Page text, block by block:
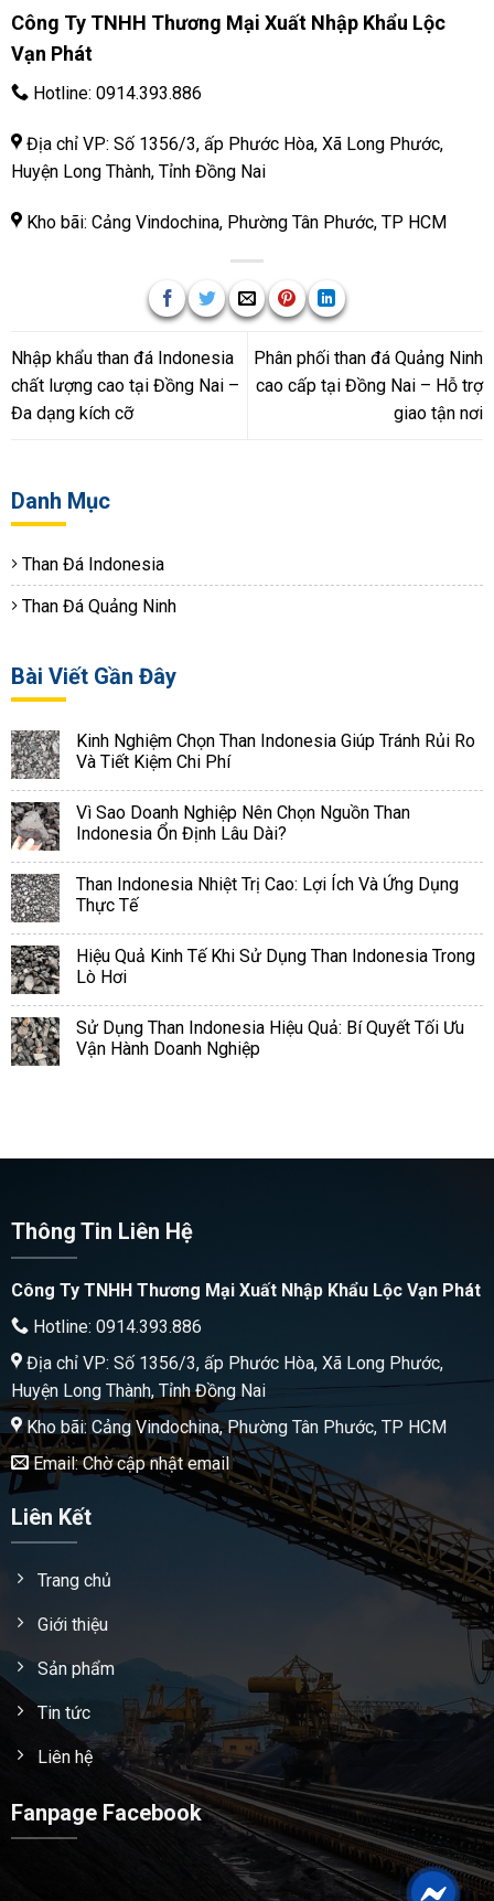
Danh Mục
Than Đá Indonesia
Than Đá Quảng Ninh
Bài Viết Gần Đây
Kinh Nghiệm Chọn Than Indonesia Giúp Tránh Rủi Ro
Và Tiết Kiệm Chi Phí
Vì Sao Doanh Nghiệp Nên Chọn Nguồn Than
Indonesia Ổn Định Lâu Dài?
Than Indonesia Nhiệt Trị Cao: Lợi Ích Và Ứng Dụng
Thực Tế
Hiệu Quả Kinh Tế Khi Sử Dụng Than Indonesia Trong
Lò Hơi
Sử Dụng Than Indonesia Hiệu Quả: Bí Quyết Tối Ưu
Vận Hành Doanh Nghiệp
Công Ty TNHH Thương Mại Xuất Nhập Khẩu Lộc
Vạn Phát
Hotline: 0914.393.886
Địa chỉ VP: Số 1356/3, ấp Phước Hòa, Xã Long Phước,
Huyện Long Thành, Tỉnh Đồng Nai
Kho bãi: Cảng Vindochina, Phường Tân Phước, TP HCM
Nhập khẩu than đá Indonesia
chất lượng cao tại Đồng Nai –
Đa dạng kích cỡ
Phân phối than đá Quảng Ninh
cao cấp tại Đồng Nai – Hỗ trợ
giao tận nơi
Thông Tin Liên Hệ
Công Ty TNHH Thương Mại Xuất Nhập Khẩu Lộc Vạn Phát
Hotline: 0914.393.886
Địa chỉ VP: Số 1356/3, ấp Phước Hòa, Xã Long Phước,
Huyện Long Thành, Tỉnh Đồng Nai
Kho bãi: Cảng Vindochina, Phường Tân Phước, TP HCM
Email: Chờ cập nhật email
Liên Kết
Trang chủ
Giới thiệu
Sản phẩm
Tin tức
Liên hệ
Fanpage Facebook